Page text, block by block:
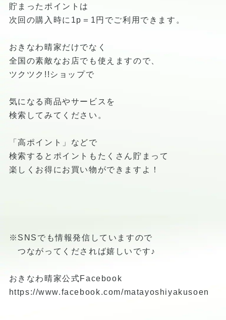
貯まったポイントは
次回の購入時に1p＝1円でご利用できます。
おきなわ晴家だけでなく
全国の素敵なお店でも使えますので、
ツクツク!!ショップで
気になる商品やサービスを
検索してみてください。
「高ポイント」などで
検索するとポイントもたくさん貯まって
楽しくお得にお買い物ができますよ！
※SNSでも情報発信していますので
つながってくだされば嬉しいです♪
おきなわ晴家公式Facebook
https://www.facebook.com/matayoshiyakusoen